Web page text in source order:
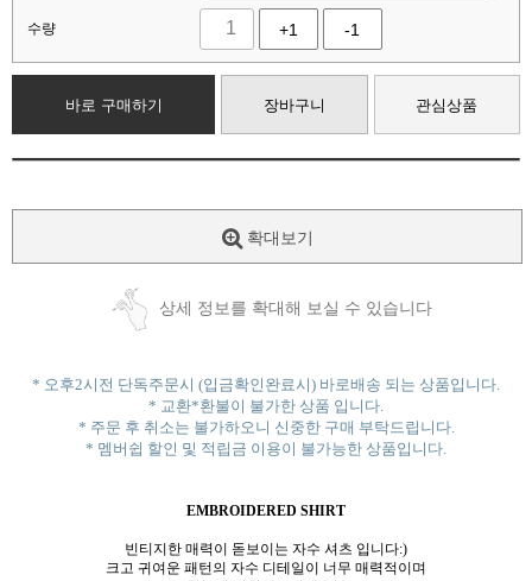
수량 +1 -1
바로 구매하기 장바구니 관심상품
확대보기
상세 정보를 확대해 보실 수 있습니다
* 오후2시전 단독주문시 (입금확인완료시) 바로배송 되는 상품입니다.
* 교환*환불이 불가한 상품 입니다.
* 주문 후 취소는 불가하오니 신중한 구매 부탁드립니다.
* 멤버쉽 할인 및 적립금 이용이 불가능한 상품입니다.
EMBROIDERED SHIRT
빈티지한 매력이 돋보이는 자수 셔츠 입니다:)
크고 귀여운 패턴의 자수 디테일이 너무 매력적이며